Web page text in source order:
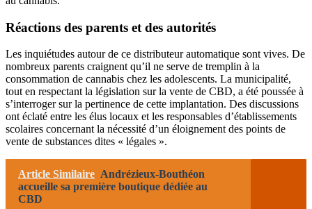
Réactions des parents et des autorités
Les inquiétudes autour de ce distributeur automatique sont vives. De
nombreux parents craignent qu’il ne serve de tremplin à la
consommation de cannabis chez les adolescents. La municipalité,
tout en respectant la législation sur la vente de CBD, a été poussée à
s’interroger sur la pertinence de cette implantation. Des discussions
ont éclaté entre les élus locaux et les responsables d’établissements
scolaires concernant la nécessité d’un éloignement des points de
vente de substances dites « légales ».
Article Similaire Andrézieux-Bouthéon
accueille sa première boutique dédiée au
CBD